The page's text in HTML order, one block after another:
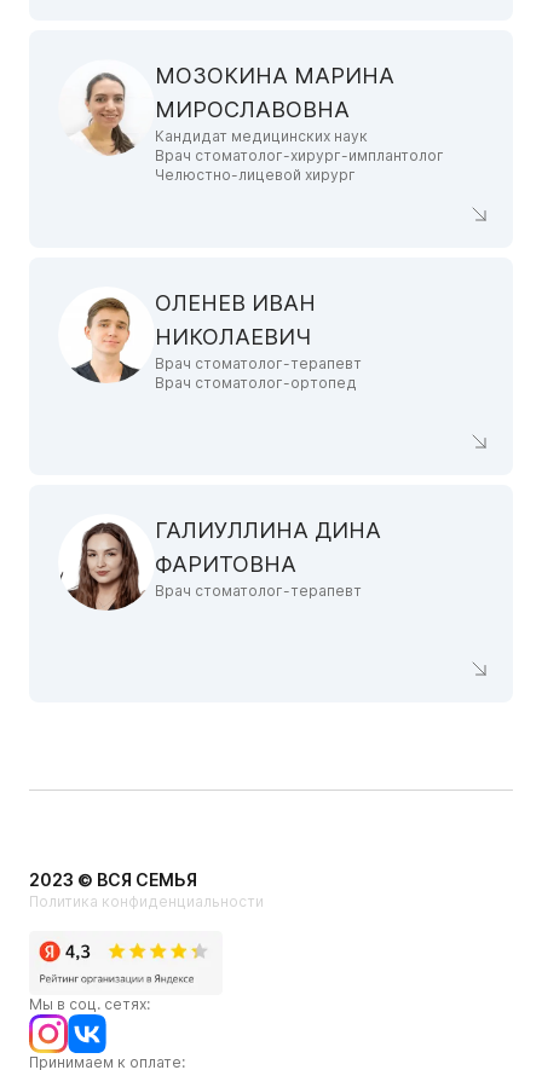
МОЗОКИНА МАРИНА
МИРОСЛАВОВНА
Кандидат медицинских наук
Врач стоматолог-хирург-имплантолог
Челюстно-лицевой хирург
ОЛЕНЕВ ИВАН
НИКОЛАЕВИЧ
Врач стоматолог-терапевт
Врач стоматолог-ортопед
ГАЛИУЛЛИНА ДИНА
ФАРИТОВНА
Врач стоматолог-терапевт
2023 © ВСЯ СЕМЬЯ
Политика конфиденциальности
Мы в соц. сетях:
Принимаем к оплате: